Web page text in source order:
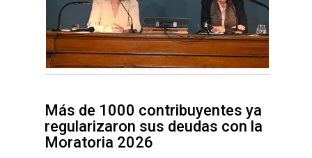
Más de 1000 contribuyentes ya
regularizaron sus deudas con la
Moratoria 2026